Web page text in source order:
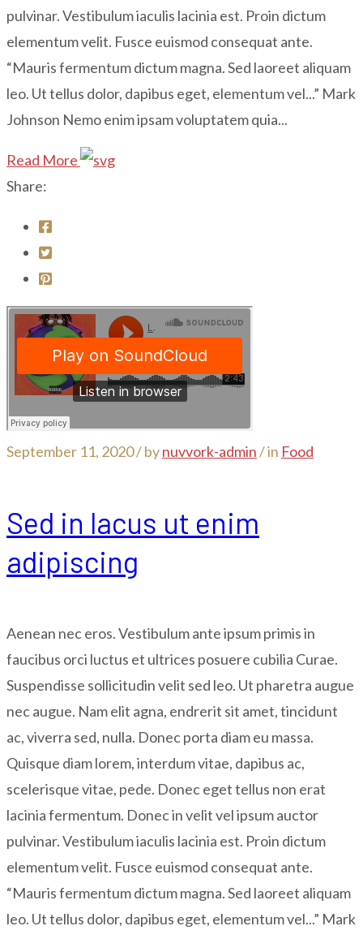
pulvinar. Vestibulum iaculis lacinia est. Proin dictum
elementum velit. Fusce euismod consequat ante.
“Mauris fermentum dictum magna. Sed laoreet aliquam
leo. Ut tellus dolor, dapibus eget, elementum vel...” Mark
Johnson Nemo enim ipsam voluptatem quia...
Read More
Share:
September 11, 2020 /bynuvvork-admin/ in Food
Sed in lacus ut enim
adipiscing
Aenean nec eros. Vestibulum ante ipsum primis in
faucibus orci luctus et ultrices posuere cubilia Curae.
Suspendisse sollicitudin velit sed leo. Ut pharetra augue
nec augue. Nam elit agna, endrerit sit amet, tincidunt
ac, viverra sed, nulla. Donec porta diam eu massa.
Quisque diam lorem, interdum vitae, dapibus ac,
scelerisque vitae, pede. Donec eget tellus non erat
lacinia fermentum. Donec in velit vel ipsum auctor
pulvinar. Vestibulum iaculis lacinia est. Proin dictum
elementum velit. Fusce euismod consequat ante.
“Mauris fermentum dictum magna. Sed laoreet aliquam
leo. Ut tellus dolor, dapibus eget, elementum vel...” Mark